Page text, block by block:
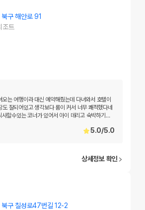
구 해안로 91
조트
는 여행이라 대신 예약해줬는데 다녀와서 호텔이
잘되어있고 생각보다 룸이 커서 너무 쾌적했다네
할수있는 코너가 있어서 아이 데리고 숙박하기 …
5.0/5.0
상세정보 확인
북구 칠성로47번길 12-2